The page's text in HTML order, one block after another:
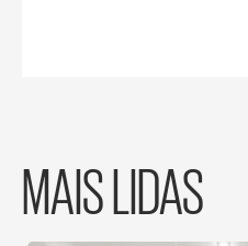
MAIS LIDAS